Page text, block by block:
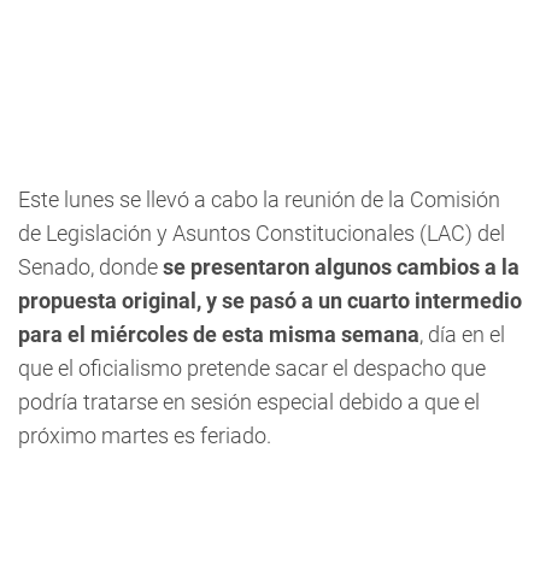
Este lunes se llevó a cabo la reunión de la Comisión
de Legislación y Asuntos Constitucionales (LAC) del
Senado, dondese presentaron algunos cambios a la
propuesta original, y se pasó a un cuarto intermedio
para el miércoles de esta misma semana, día en el
que el oficialismo pretende sacar el despacho que
podría tratarse en sesión especial debido a que el
próximo martes es feriado.